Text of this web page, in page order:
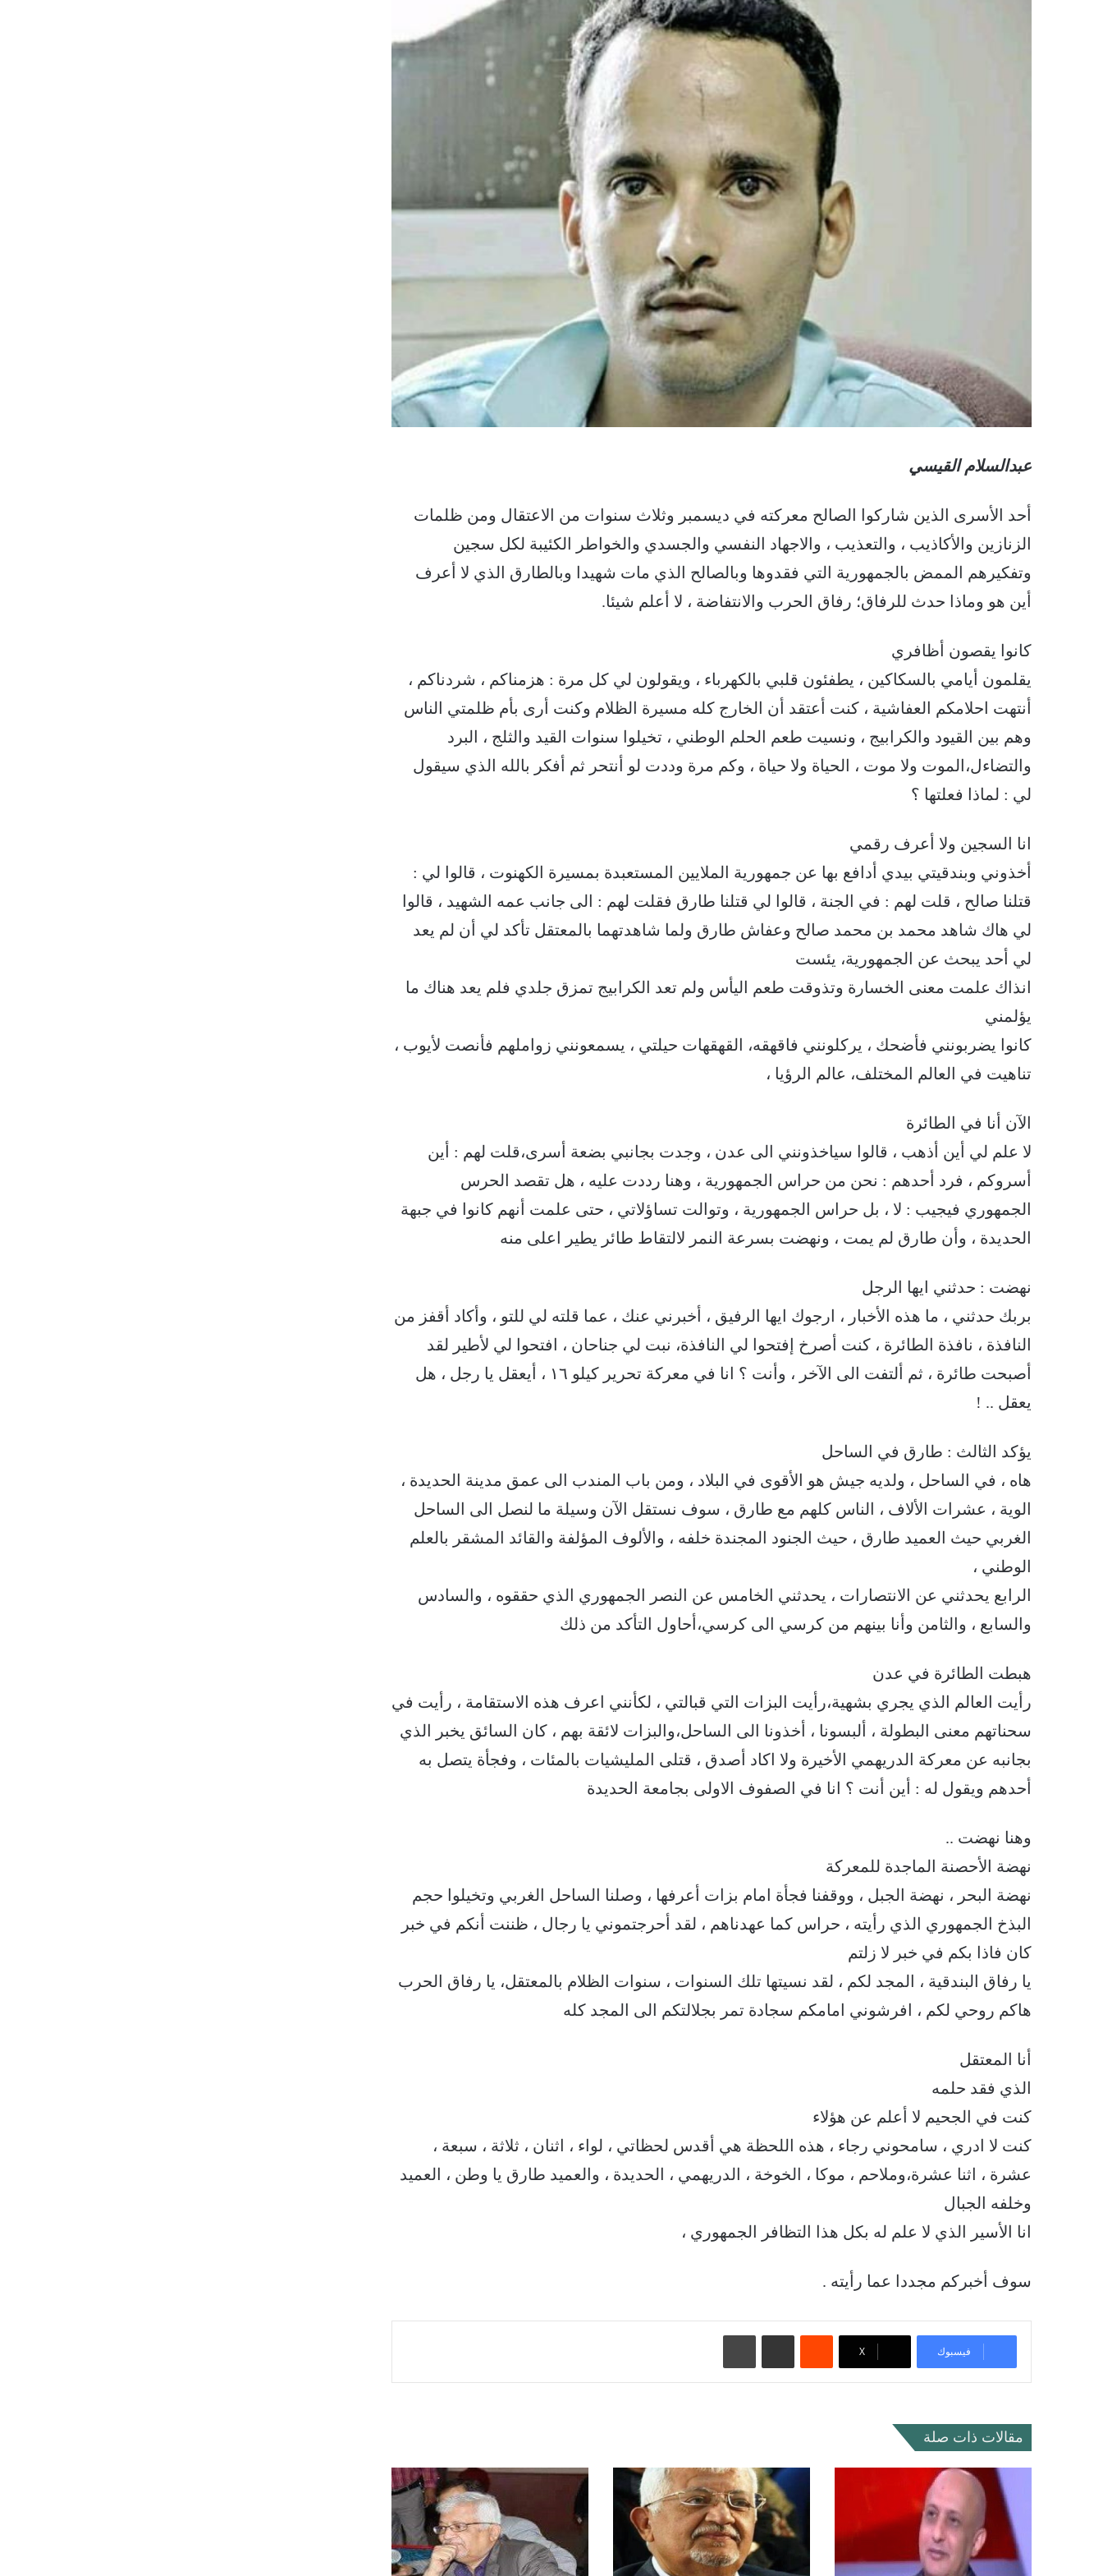
عبدالسلام القيسي
أحد الأسرى الذين شاركوا الصالح معركته في ديسمبر وثلاث سنوات من الاعتقال ومن ظلمات
الزنازين والأكاذيب ، والتعذيب ، والاجهاد النفسي والجسدي والخواطر الكئيبة لكل سجين
وتفكيرهم الممض بالجمهورية التي فقدوها وبالصالح الذي مات شهيدا وبالطارق الذي لا أعرف
أين هو وماذا حدث للرفاق؛ رفاق الحرب والانتفاضة ، لا أعلم شيئا.
كانوا يقصون أظافري
يقلمون أيامي بالسكاكين ، يطفئون قلبي بالكهرباء ، ويقولون لي كل مرة : هزمناكم ، شردناكم ،
أنتهت احلامكم العفاشية ، كنت أعتقد أن الخارج كله مسيرة الظلام وكنت أرى بأم ظلمتي الناس
وهم بين القيود والكرابيج ، ونسيت طعم الحلم الوطني ، تخيلوا سنوات القيد والثلج ، البرد
والتضاءل،الموت ولا موت ، الحياة ولا حياة ، وكم مرة وددت لو أنتحر ثم أفكر بالله الذي سيقول
لي : لماذا فعلتها ؟
انا السجين ولا أعرف رقمي
أخذوني وبندقيتي بيدي أدافع بها عن جمهورية الملايين المستعبدة بمسيرة الكهنوت ، قالوا لي :
قتلنا صالح ، قلت لهم : في الجنة ، قالوا لي قتلنا طارق فقلت لهم : الى جانب عمه الشهيد ، قالوا
لي هاك شاهد محمد بن محمد صالح وعفاش طارق ولما شاهدتهما بالمعتقل تأكد لي أن لم يعد
لي أحد يبحث عن الجمهورية، يئست
انذاك علمت معنى الخسارة وتذوقت طعم اليأس ولم تعد الكرابيج تمزق جلدي فلم يعد هناك ما
يؤلمني
كانوا يضربونني فأضحك ، يركلونني فاقهقه، القهقهات حيلتي ، يسمعونني زواملهم فأنصت لأيوب ،
تناهيت في العالم المختلف، عالم الرؤيا ،
الآن أنا في الطائرة
لا علم لي أين أذهب ، قالوا سياخذونني الى عدن ، وجدت بجانبي بضعة أسرى،قلت لهم : أين
أسروكم ، فرد أحدهم : نحن من حراس الجمهورية ، وهنا رددت عليه ، هل تقصد الحرس
الجمهوري فيجيب : لا ، بل حراس الجمهورية ، وتوالت تساؤلاتي ، حتى علمت أنهم كانوا في جبهة
الحديدة ، وأن طارق لم يمت ، ونهضت بسرعة النمر لالتقاط طائر يطير اعلى منه
نهضت : حدثني ايها الرجل
بربك حدثني ، ما هذه الأخبار ، ارجوك ايها الرفيق ، أخبرني عنك ، عما قلته لي للتو ، وأكاد أقفز من
النافذة ، نافذة الطائرة ، كنت أصرخ إفتحوا لي النافذة، نبت لي جناحان ، افتحوا لي لأطير لقد
أصبحت طائرة ، ثم ألتفت الى الآخر ، وأنت ؟ انا في معركة تحرير كيلو ١٦ ، أيعقل يا رجل ، هل
يعقل .. !
يؤكد الثالث : طارق في الساحل
هاه ، في الساحل ، ولديه جيش هو الأقوى في البلاد ، ومن باب المندب الى عمق مدينة الحديدة ،
الوية ، عشرات الألاف ، الناس كلهم مع طارق ، سوف نستقل الآن وسيلة ما لنصل الى الساحل
الغربي حيث العميد طارق ، حيث الجنود المجندة خلفه ، والألوف المؤلفة والقائد المشقر بالعلم
الوطني ،
الرابع يحدثني عن الانتصارات ، يحدثني الخامس عن النصر الجمهوري الذي حققوه ، والسادس
والسابع ، والثامن وأنا بينهم من كرسي الى كرسي،أحاول التأكد من ذلك
هبطت الطائرة في عدن
رأيت العالم الذي يجري بشهية،رأيت البزات التي قبالتي ، لكأنني اعرف هذه الاستقامة ، رأيت في
سحناتهم معنى البطولة ، ألبسونا ، أخذونا الى الساحل،والبزات لائقة بهم ، كان السائق يخبر الذي
بجانبه عن معركة الدريهمي الأخيرة ولا اكاد أصدق ، قتلى المليشيات بالمئات ، وفجأة يتصل به
أحدهم ويقول له : أين أنت ؟ انا في الصفوف الاولى بجامعة الحديدة
وهنا نهضت ..
نهضة الأحصنة الماجدة للمعركة
نهضة البحر ، نهضة الجبل ، ووقفنا فجأة امام بزات أعرفها ، وصلنا الساحل الغربي وتخيلوا حجم
البذخ الجمهوري الذي رأيته ، حراس كما عهدناهم ، لقد أحرجتموني يا رجال ، ظننت أنكم في خبر
كان فاذا بكم في خبر لا زلتم
يا رفاق البندقية ، المجد لكم ، لقد نسيتها تلك السنوات ، سنوات الظلام بالمعتقل، يا رفاق الحرب
هاكم روحي لكم ، افرشوني امامكم سجادة تمر بجلالتكم الى المجد كله
أنا المعتقل
الذي فقد حلمه
كنت في الجحيم لا أعلم عن هؤلاء
كنت لا ادري ، سامحوني رجاء ، هذه اللحظة هي أقدس لحظاتي ، لواء ، اثنان ، ثلاثة ، سبعة ،
عشرة ، اثنا عشرة،وملاحم ، موكا ، الخوخة ، الدريهمي ، الحديدة ، والعميد طارق يا وطن ، العميد
وخلفه الجبال
انا الأسير الذي لا علم له بكل هذا التظافر الجمهوري ،
سوف أخبركم مجددا عما رأيته .
فيسبوك ‫X
مقالات ذات صلة